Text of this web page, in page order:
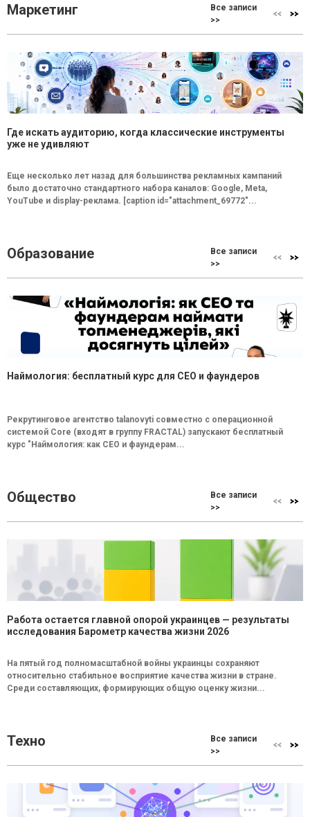
Маркетинг
Все записи
>>
Где искать аудиторию, когда классические инструменты
уже не удивляют
Еще несколько лет назад для большинства рекламных кампаний
было достаточно стандартного набора каналов: Google, Meta,
YouTube и display-реклама. [caption id="attachment_69772"...
Образование
Все записи
>>
Наймология: бесплатный курс для CEO и фаундеров
Рекрутинговое агентство talanovyti совместно с операционной
системой Core (входят в группу FRACTAL) запускают бесплатный
курс "Наймология: как СEO и фаундерам...
Общество
Все записи
>>
Работа остается главной опорой украинцев — результаты
исследования Барометр качества жизни 2026
На пятый год полномасштабной войны украинцы сохраняют
относительно стабильное восприятие качества жизни в стране.
Среди составляющих, формирующих общую оценку жизни...
Техно
Все записи
>>